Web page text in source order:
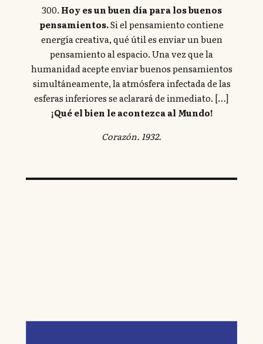
300. Hoy es un buen día para los buenos
pensamientos.Si el pensamiento contiene
energía creativa, qué útil es enviar un buen
pensamiento al espacio. Una vez que la
humanidad acepte enviar buenos pensamientos
simultáneamente, la atmósfera infectada de las
esferas inferiores se aclarará de inmediato. […]
¡Qué el bien le acontezca al Mundo!
Corazón. 1932.